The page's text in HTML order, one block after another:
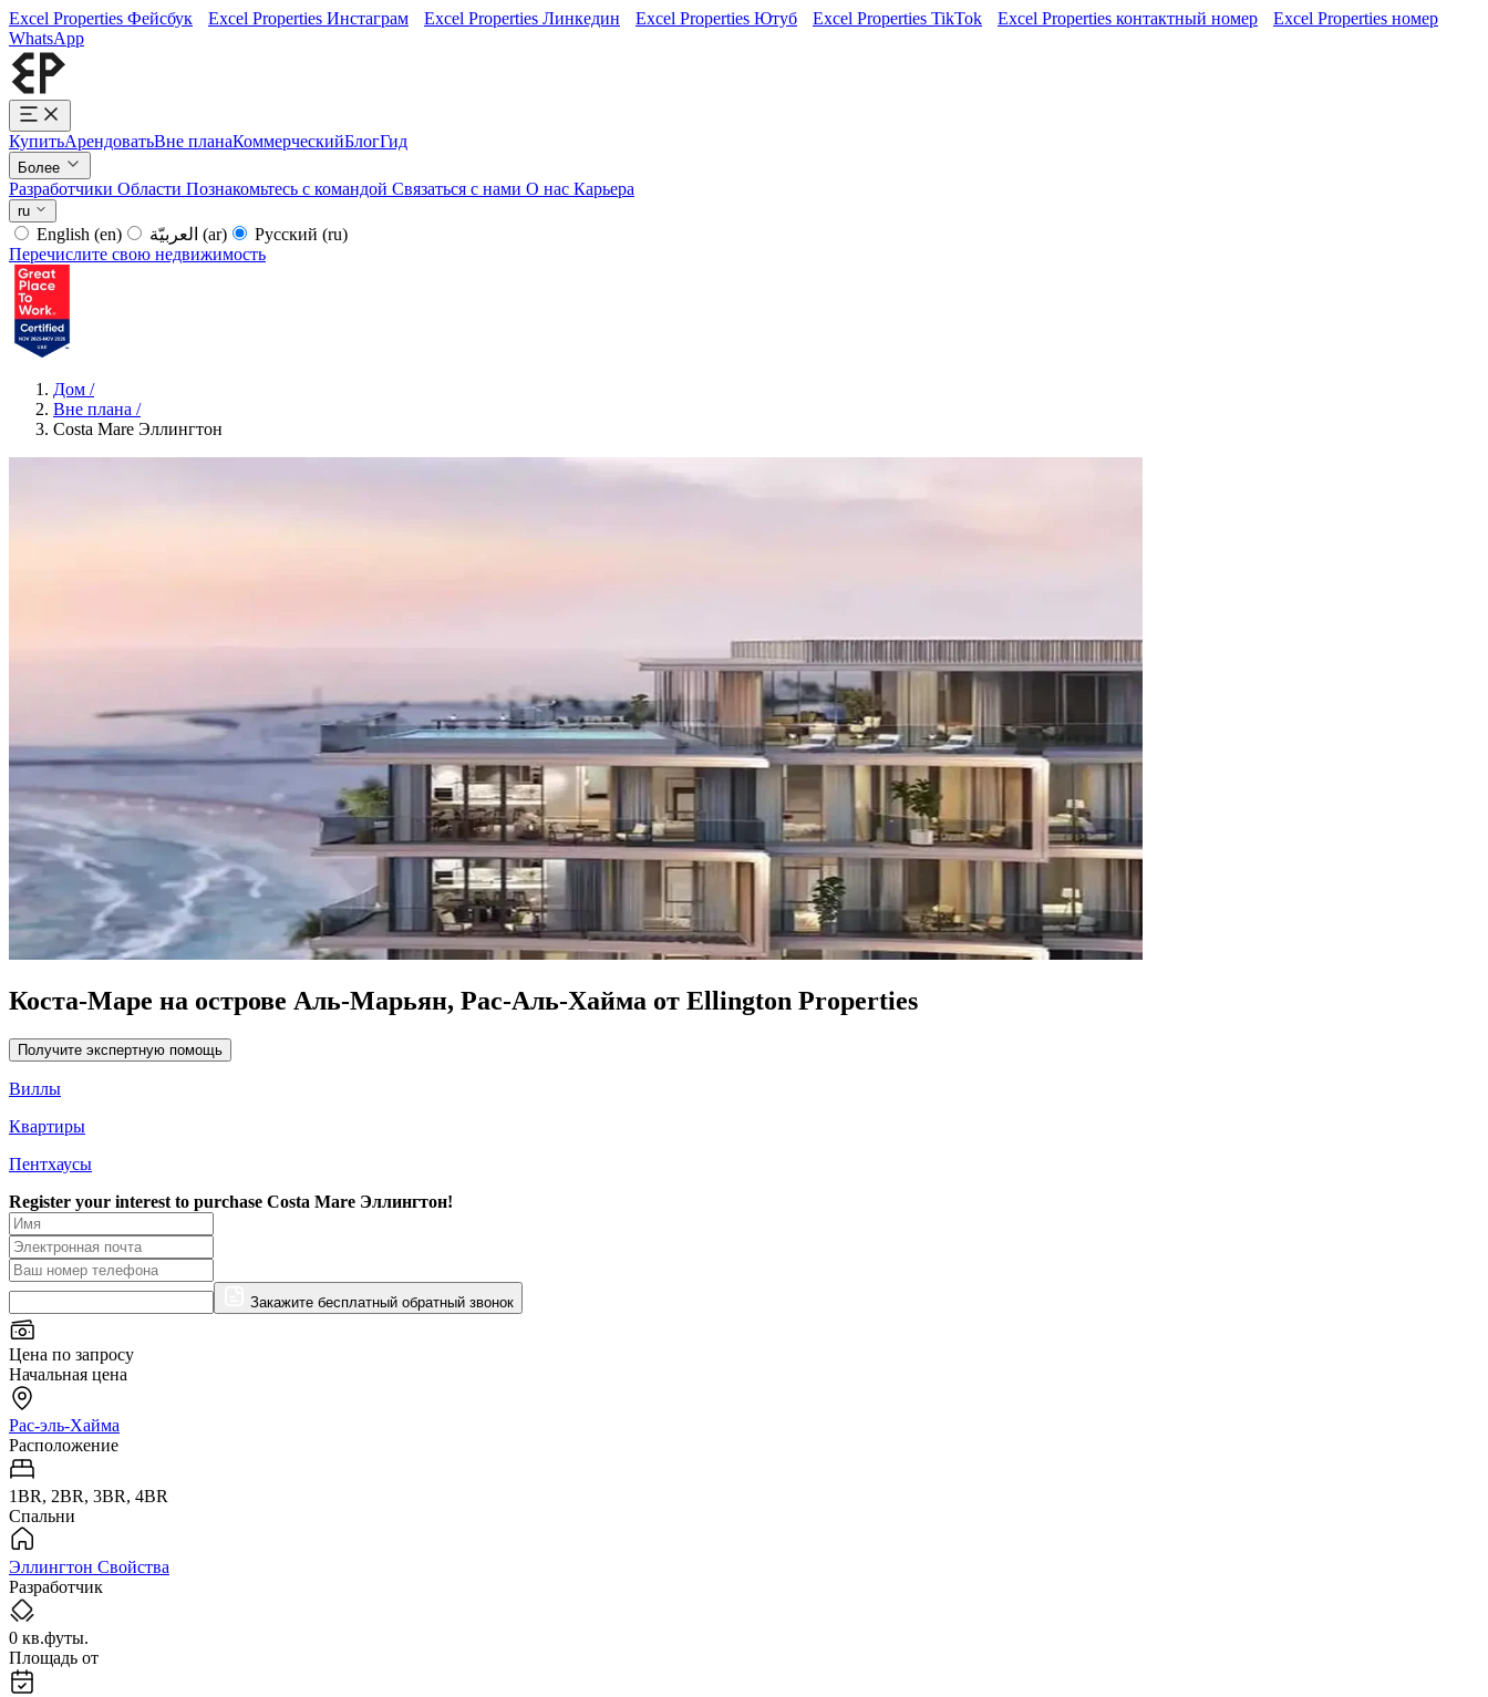
Excel Properties Фейсбук Excel Properties Инстаграм Excel Properties Линкедин Excel Properties Ютуб Excel Properties TikTok Excel Properties контактный номер
Excel Properties номер
WhatsApp
КупитьАрендоватьВне планаКоммерческийБлогГид
Более
Разработчики Области Познакомьтесь с командой Связаться с нами О нас Карьера
ru
English (en) (ar) Русский (ru)
Перечислите свою недвижимость
Дом /
Вне плана /
Costa Mare Эллингтон
Коста-Маре на острове Аль-Марьян, Рас-Аль-Хайма от Ellington Properties
Получите экспертную помощь
Виллы
Квартиры
Пентхаусы
Register your interest to purchase Costa Mare Эллингтон!
Закажите бесплатный обратный звонок
Цена по запросу
Начальная цена
Рас-эль-Хайма
Расположение
1BR, 2BR, 3BR, 4BR
Спальни
Эллингтон Свойства
Разработчик
0 кв.футы.
Площадь от